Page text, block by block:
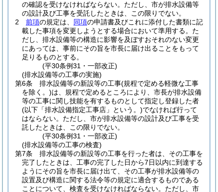
の確認を受けなければならない。 ただし、市が排水設備等
の設計及び工事を受託したときは、この限りでない。
2
前項の規定は、 同項の申請書及びこれに添付した書類に記
載した事項を変更しようとする場合において準用する。 た
だし、排水設備等の構造に影響を及ぼすおそれのない変更
にあっては、事前にその旨を市長に届け出ることをもって
足りるものとする。
(平30条例31・一部改正)
(排水設備等の工事の実施)
第6条
排水設備等の新設等の工事(規程で定める軽微な工事
を除く。)は、規程で定めるところにより、市長が排水設備
等の工事に関し技能を有するものとして指定し登録した者
(以下「排水設備指定工事店」という。)でなければ行って
はならない。 ただし、市が排水設備等の設計及び工事を受
託したときは、この限りでない。
(平30条例31・一部改正)
(排水設備等の工事の検査)
第7条
排水設備等の新設等の工事を行った者は、その工事を
完了したときは、工事の完了した日から7日以内に到達する
ようにその旨を市長に届け出て、その工事が排水設備等の
設置及び構造に関する法令等の規定に適合するものである
ことについて、検査を受けなければならない。 ただし、市